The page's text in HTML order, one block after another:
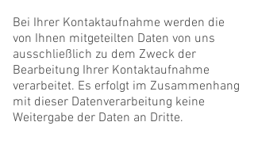
Bei Ihrer Kontaktaufnahme werden die
von Ihnen mitgeteilten Daten von uns
ausschließlich zu dem Zweck der
Bearbeitung Ihrer Kontaktaufnahme
verarbeitet. Es erfolgt im Zusammenhang
mit dieser Datenverarbeitung keine
Weitergabe der Daten an Dritte.